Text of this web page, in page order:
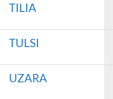
TILIA
TULSI
UZARA